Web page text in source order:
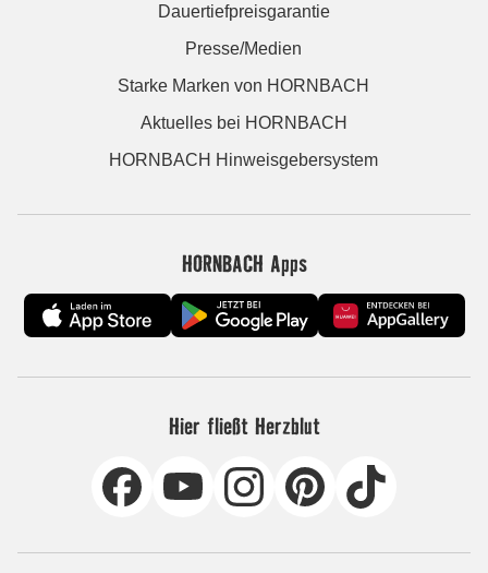
Dauertiefpreisgarantie
Presse/Medien
Starke Marken von HORNBACH
Aktuelles bei HORNBACH
HORNBACH Hinweisgebersystem
HORNBACH Apps
Hier fließt Herzblut